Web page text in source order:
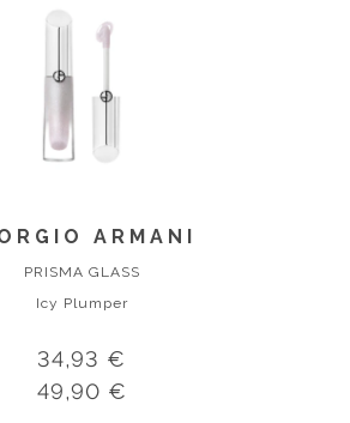
ARMANI
PRISMA GLASS
Icy Plumper
34,93 €
49,90 €